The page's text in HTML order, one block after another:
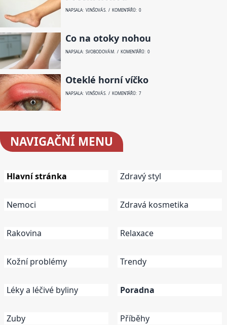
NAPSALA: VINŠOVÁ S. / KOMENTÁŘŮ: 0
Co na otoky nohou
NAPSALA: SVOBODOVÁ M. / KOMENTÁŘŮ: 0
Oteklé horní víčko
NAPSALA: VINŠOVÁ S. / KOMENTÁŘŮ: 7
NAVIGAČNÍ MENU
Hlavní stránka
Nemoci
Rakovina
Kožní problémy
Léky a léčivé byliny
Zuby
Zdravý styl
Zdravá kosmetika
Relaxace
Trendy
Poradna
Příběhy